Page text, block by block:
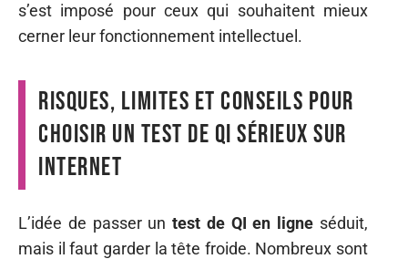
s’est imposé pour ceux qui souhaitent mieux
cerner leur fonctionnement intellectuel.
Risques, limites et conseils pour
choisir un test de QI sérieux sur
internet
L’idée de passer untest de QI en ligne séduit,
mais il faut garder la tête froide. Nombreux sont